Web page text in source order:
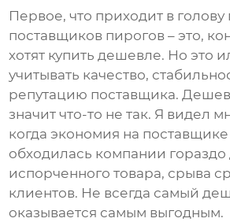
Первое, что приходит в
поставщиков пирогов – это,
хотят купить дешевле. Но это
учитывать качество,
репутацию поставщика.
значит что-то не так. Я видел
когда экономия на поставщике
обходилась компании
испорченного товара, срыва
клиентов. Не всегда самый
оказывается самым выгодным.